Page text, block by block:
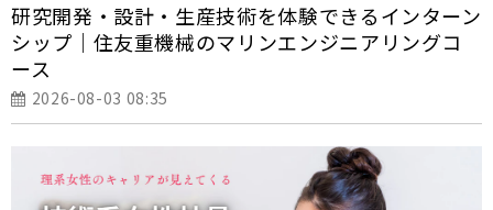
研究開発・設計・生産技術を体験できるインターン
シップ｜住友重機械のマリンエンジニアリングコ
ース
2026-08-03 08:35